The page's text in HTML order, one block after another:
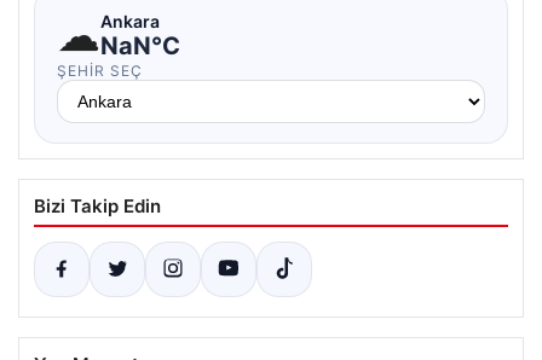
☁Ankara
NaN°C
ŞEHIR SEÇ
Bizi Takip Edin